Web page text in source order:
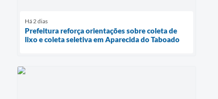
Há 2 dias
Prefeitura reforça orientações sobre coleta de
lixo e coleta seletiva em Aparecida do Taboado